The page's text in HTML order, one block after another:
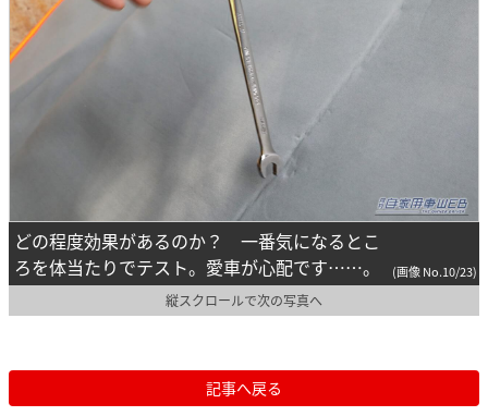
どの程度効果があるのか？ 一番気になるとこ
ろを体当たりでテスト。愛車が心配です……。
(画像 No.10/23)
縦スクロールで次の写真へ
記事へ戻る